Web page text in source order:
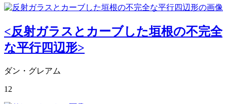
<反射ガラスとカーブした垣根の不完全
な平行四辺形>
ダン・グレアム
12